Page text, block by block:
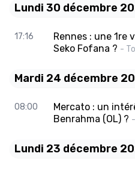
Lundi 30 décembre
17:16
Rennes : une 1re
Seko Fofana ? -
Mardi 24 décembre
08:00
Mercato : un
Benrahma (OL) ?
Lundi 23 décembre